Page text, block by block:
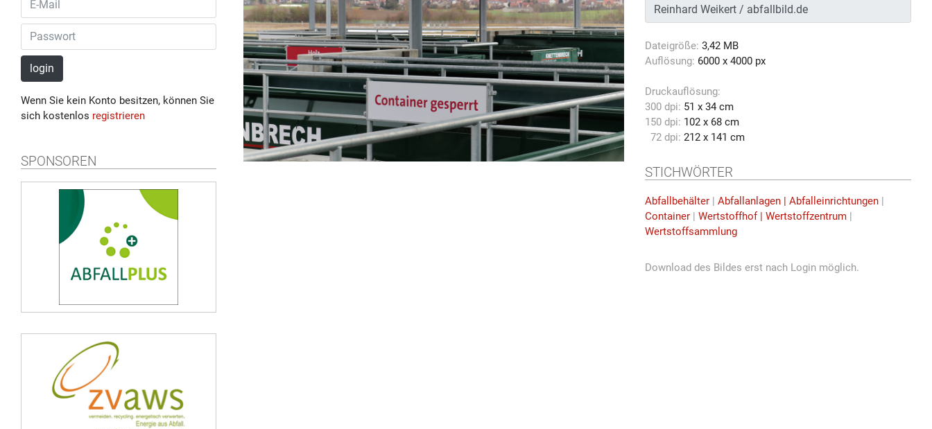
login
Wenn Sie kein Konto besitzen, können Sie
sich kostenlos registrieren
SPONSOREN
Dateigröße: 3,42 MB
Auflösung: 6000 x 4000 px
Druckauflösung:
300 dpi: 51 x 34 cm
150 dpi: 102 x 68 cm
72 dpi: 212 x 141 cm
STICHWÖRTER
Abfallbehälter |Abfallanlagen | Abfalleinrichtungen |
Container |Wertstoffhof | Wertstoffzentrum |
Wertstoffsammlung
Download des Bildes erst nach Login möglich.